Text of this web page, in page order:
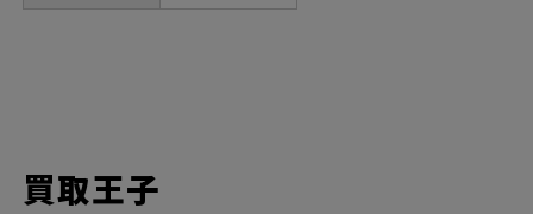
買取王子